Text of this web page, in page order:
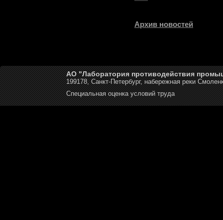
Архив новостей
АО "Лаборатория противодействия
199178, Санкт-Петербург, набережная реки
Специальная оценка условий труда